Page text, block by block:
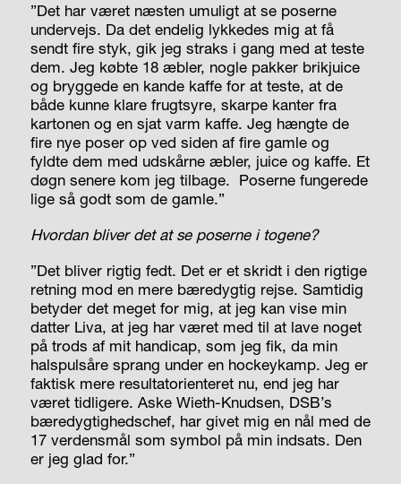
”Det har været næsten umuligt at se poserne
undervejs. Da det endelig lykkedes mig at få
sendt fire styk, gik jeg straks i gang med at teste
dem. Jeg købte 18 æbler, nogle pakker brikjuice
og bryggede en kande kaffe for at teste, at de
både kunne klare frugtsyre, skarpe kanter fra
kartonen og en sjat varm kaffe. Jeg hængte de
fire nye poser op ved siden af fire gamle og
fyldte dem med udskårne æbler, juice og kaffe. Et
døgn senere kom jeg tilbage. Poserne fungerede
lige så godt som de gamle.”
Hvordan bliver det at se poserne i togene?
”Det bliver rigtig fedt. Det er et skridt i den rigtige
retning mod en mere bæredygtig rejse. Samtidig
betyder det meget for mig, at jeg kan vise min
datter Liva, at jeg har været med til at lave noget
på trods af mit handicap, som jeg fik, da min
halspulsåre sprang under en hockeykamp. Jeg er
faktisk mere resultat­orienteret nu, end jeg har
været tidligere. Aske Wieth-Knudsen, DSB’s
bæredygtighedschef, har givet mig en nål med de
17 verdensmål som symbol på min indsats. Den
er jeg glad for.”